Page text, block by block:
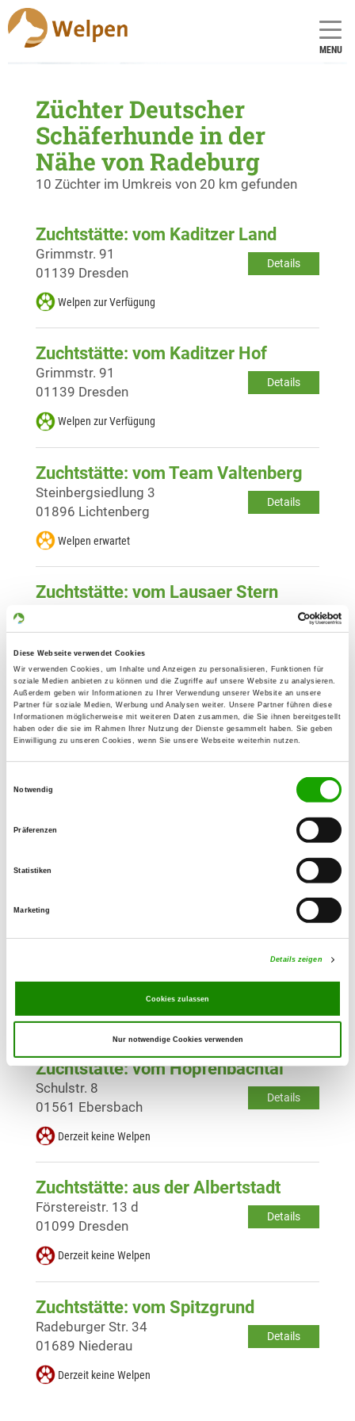
Diese Webseite verwendet Cookies
Wir verwenden Cookies, um Inhalte und Anzeigen zu personalisieren, Funktionen für
soziale Medien anbieten zu können und die Zugriffe auf unsere Website zu analysieren.
Außerdem geben wir Informationen zu Ihrer Verwendung unserer Website an unsere
Partner für soziale Medien, Werbung und Analysen weiter. Unsere Partner führen diese
Informationen möglicherweise mit weiteren Daten zusammen, die Sie ihnen bereitgestellt
haben oder die sie im Rahmen Ihrer Nutzung der Dienste gesammelt haben. Sie geben
Einwilligung zu unseren Cookies, wenn Sie unsere Webseite weiterhin nutzen.
Notwendig
Präferenzen
Statistiken
Marketing
Details zeigen
Cookies zulassen
Nur notwendige Cookies verwenden
MENU
Züchter Deutscher
Schäferhunde in der
Nähe von Radeburg
10 Züchter im Umkreis von 20 km gefunden
Zuchtstätte: vom Kaditzer Land
Details
Grimmstr. 91
01139 Dresden
Welpen zur Verfügung
Zuchtstätte: vom Kaditzer Hof
Details
Grimmstr. 91
01139 Dresden
Welpen zur Verfügung
Zuchtstätte: vom Team Valtenberg
Details
Steinbergsiedlung 3
01896 Lichtenberg
Welpen erwartet
Zuchtstätte: vom Lausaer Stern
Details
01108 Dresden
Derzeit keine Welpen
Zuchtstätte: von den Bergtannen
Details
Heinrich-Zille-Weg 35
01458 Ottendorf-Okrilla
Zuchtstätte: vom Portikus
Details
01909 Großharthau
Details
Derzeit keine Welpen
Zuchtstätte: vom Hopfenbachtal
Details
Schulstr. 8
01561 Ebersbach
Derzeit keine Welpen
Zuchtstätte: aus der Albertstadt
Details
Förstereistr. 13 d
01099 Dresden
Derzeit keine Welpen
Zuchtstätte: vom Spitzgrund
Details
Radeburger Str. 34
01689 Niederau
Derzeit keine Welpen